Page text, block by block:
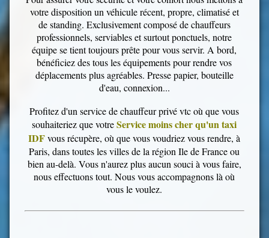
votre disposition un véhicule récent, propre, climatisé et
de standing. Exclusivement composé de chauffeurs
professionnels, serviables et surtout ponctuels, notre
équipe se tient toujours prête pour vous servir. A bord,
bénéficiez des tous les équipements pour rendre vos
déplacements plus agréables. Presse papier, bouteille
d'eau, connexion...
Profitez d'un service de chauffeur privé vtc où que vous
souhaiteriez que votreService moins cher qu'un taxi
IDFvous récupère, où que vous voudriez vous rendre, à
Paris, dans toutes les villes de la région Ile de France ou
bien au-delà. Vous n'aurez plus aucun souci à vous faire,
nous effectuons tout. Nous vous accompagnons là où
vous le voulez.